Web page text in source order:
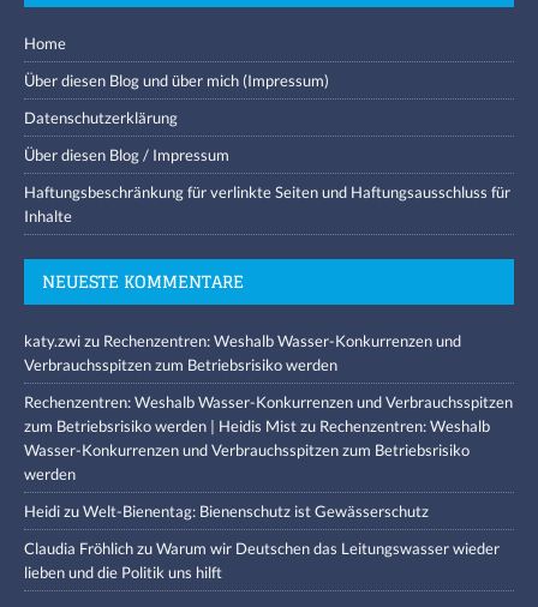
Home
Über diesen Blog und über mich (Impressum)
Datenschutzerklärung
Über diesen Blog / Impressum
Haftungsbeschränkung für verlinkte Seiten und Haftungsausschluss für
Inhalte
NEUESTE KOMMENTARE
katy.zwizu Rechenzentren: Weshalb Wasser-Konkurrenzen und
Verbrauchsspitzen zum Betriebsrisiko werden
Rechenzentren: Weshalb Wasser-Konkurrenzen und Verbrauchsspitzen
zum Betriebsrisiko werden | Heidis Mistzu Rechenzentren: Weshalb
Wasser-Konkurrenzen und Verbrauchsspitzen zum Betriebsrisiko
werden
HeidizuWelt-Bienentag: Bienenschutz ist Gewässerschutz
Claudia FröhlichzuWarum wir Deutschen das Leitungswasser wieder
lieben und die Politik uns hilft